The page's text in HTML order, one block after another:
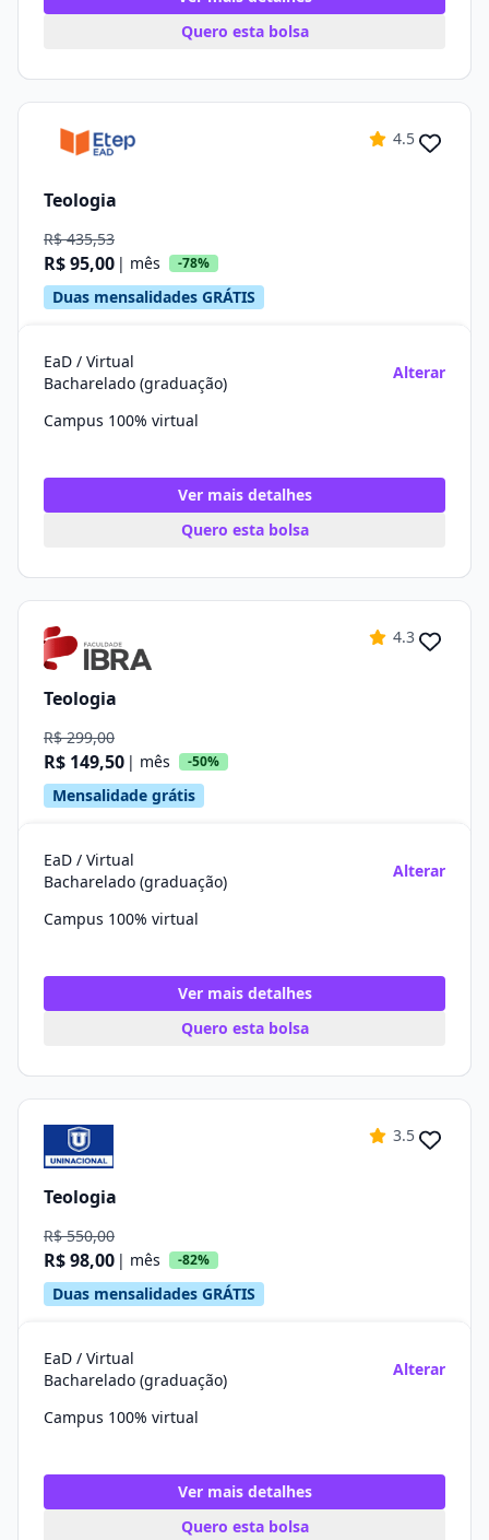
Quero esta bolsa
4.5
Teologia
R$ 435,53
R$ 95,00 | mês -78%
Duas mensalidades GRÁTIS
EaD / Virtual
Bacharelado (graduação)
Alterar
Campus 100% virtual
Ver mais detalhes
Quero esta bolsa
4.3
Teologia
R$ 299,00
R$ 149,50 | mês -50%
Mensalidade grátis
EaD / Virtual
Bacharelado (graduação)
Alterar
Campus 100% virtual
Ver mais detalhes
Quero esta bolsa
3.5
Teologia
R$ 550,00
R$ 98,00 | mês -82%
Duas mensalidades GRÁTIS
EaD / Virtual
Bacharelado (graduação)
Alterar
Campus 100% virtual
Ver mais detalhes
Quero esta bolsa